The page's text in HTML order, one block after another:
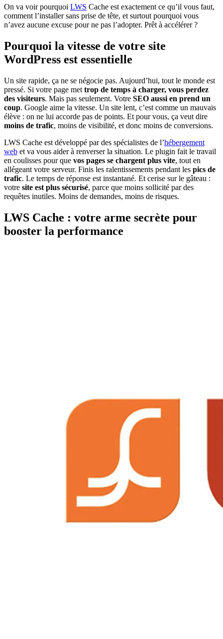
On va voir pourquoi LWS Cache est exactement ce qu’il vous faut,
comment l’installer sans prise de tête, et surtout pourquoi vous
n’avez aucune excuse pour ne pas l’adopter. Prêt à accélérer ?
Pourquoi la vitesse de votre site
WordPress est essentielle
Un site rapide, ça ne se négocie pas. Aujourd’hui, tout le monde est
pressé. Si votre page met trop de temps à charger, vous perdez
des visiteurs. Mais pas seulement. Votre SEO aussi en prend un
coup. Google aime la vitesse. Un site lent, c’est comme un mauvais
élève : on ne lui accorde pas de points. Et pour vous, ça veut dire
moins de trafic, moins de visibilité, et donc moins de conversions.
LWS Cache est développé par des spécialistes de l’hébergement
web et va vous aider à renverser la situation. Le plugin fait le travail
en coulisses pour que vos pages se chargent plus vite, tout en
allégeant votre serveur. Finis les ralentissements pendant les pics de
trafic. Le temps de réponse est instantané. Et cerise sur le gâteau :
votre site est plus sécurisé, parce que moins sollicité par des
requêtes inutiles. Moins de demandes, moins de risques.
LWS Cache : votre arme secrète pour
booster la performance